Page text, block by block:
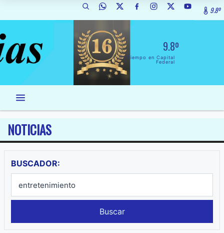
9.8º
9.8º
El Tiempo en Capital
Federal
NOTICIAS
BUSCADOR:
Buscar